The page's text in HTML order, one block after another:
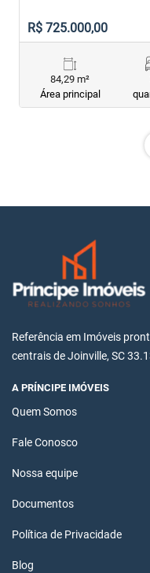
R$ 725.000,00
84,29 m²
Área principal
Referência em Imóveis
centrais de Joinville, SC
A PRÍNCIPE IMÓVEIS
Quem Somos
Fale Conosco
Nossa equipe
Documentos
Política de Privacidade
Blog